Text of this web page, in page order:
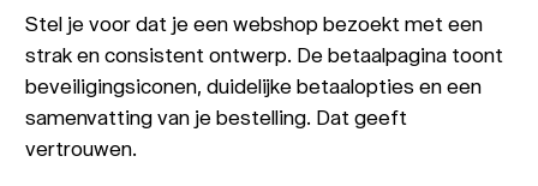
Stel je voor dat je een webshop bezoekt met een
strak en consistent ontwerp. De betaalpagina toont
beveiligingsiconen, duidelijke betaalopties en een
samenvatting van je bestelling. Dat geeft
vertrouwen.